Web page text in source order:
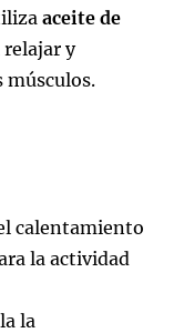
aceite de
relajar y
músculos.
calentamiento
la actividad
la